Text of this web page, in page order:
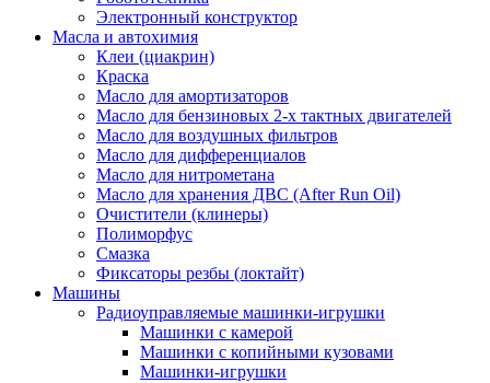
Электронный конструктор
Масла и автохимия
Клеи (циакрин)
Краска
Масло для амортизаторов
Масло для бензиновых 2-х тактных двигателей
Масло для воздушных фильтров
Масло для дифференциалов
Масло для нитрометана
Масло для хранения ДВС (After Run Oil)
Очистители (клинеры)
Полиморфус
Смазка
Фиксаторы резбы (локтайт)
Машины
Радиоуправляемые машинки-игрушки
Машинки с камерой
Машинки с копийными кузовами
Машинки-игрушки